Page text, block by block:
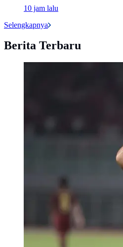
10 jam lalu
Selengkapnya
Berita Terbaru